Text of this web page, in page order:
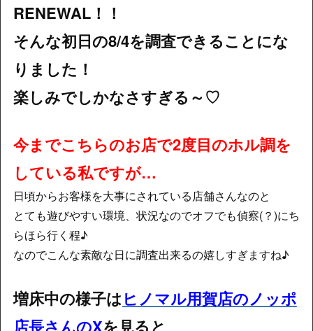
RENEWAL！！
そんな初日の8/4を調査できることにな
りました！
楽しみでしかなさすぎる～♡
今までこちらのお店で2度目のホル調を
している私ですが…
日頃からお客様を大事にされている店舗さんなのと
とても遊びやすい環境、状況なのでオフでも偵察(？)にち
らほら行く程♪
なのでこんな素敵な日に調査出来るの嬉しすぎますね♪
増床中の様子はヒノマル用賀店のノッポ
店長さんのXを見ると